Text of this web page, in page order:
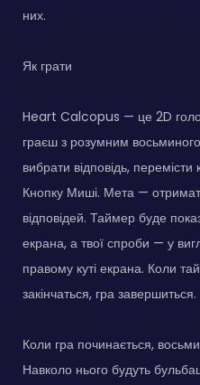
них.
Як грати
Heart Calcopus — це 2D
граєш з розумним
вибрати відповідь,
Кнопку Миші. Мета —
відповідей. Таймер буде
екрана, а твої спроби — у
правому куті екрана. Коли
закінчаться, гра завершиться.
Коли гра починається,
Навколо нього будуть